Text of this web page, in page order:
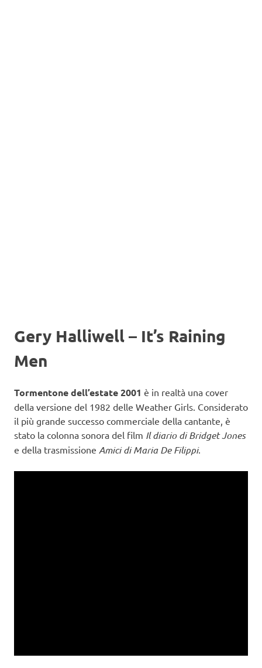
Gery Halliwell – It’s Raining
Men
Tormentone dell’estate 2001 è in realtà una cover
della versione del 1982 delle Weather Girls. Considerato
il più grande successo commerciale della cantante, è
stato la colonna sonora del film Il diario di Bridget Jones
e della trasmissione Amici di Maria De Filippi.